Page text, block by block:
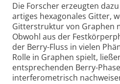
Die Forscher erzeugten
artiges hexagonales Gitter,
Gitterstruktur von Graphen
Obwohl aus der
der Berry-Fluss in vielen
Rolle in Graphen spielt,
entsprechenden Berry-
interferometrisch